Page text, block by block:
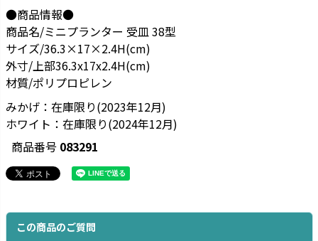
●商品情報●
商品名/ミニプランター 受皿 38型
サイズ/36.3×17×2.4H(cm)
外寸/上部36.3x17x2.4H(cm)
材質/ポリプロピレン
みかげ：在庫限り(2023年12月)
ホワイト：在庫限り(2024年12月)
商品番号 083291
この商品のご質問